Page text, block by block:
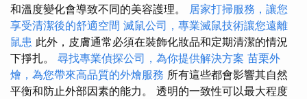
和溫度變化會導致不同的美容護理。 居家打掃服務，讓您
享受清潔後的舒適空間 滅鼠公司，專業滅鼠技術讓您遠離
鼠患 此外，皮膚通常必須在裝飾化妝品和定期清潔的情況
下掙扎。 尋找專業偵探公司，為你提供解決方案 苗栗外
燴，為您帶來高品質的外燴服務 所有這些都會影響其自然
平衡和防止外部因素的能力。 透明的一致性可以最大程度